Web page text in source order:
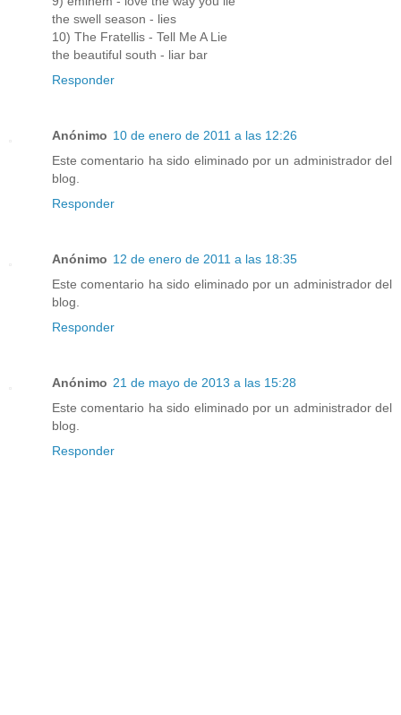
the swell season - lies
10) The Fratellis - Tell Me A Lie
the beautiful south - liar bar
Responder
Anónimo 10 de enero de 2011 a las 12:26
Este comentario ha sido eliminado por un administrador del
blog.
Responder
Anónimo 12 de enero de 2011 a las 18:35
Este comentario ha sido eliminado por un administrador del
blog.
Responder
Anónimo 21 de mayo de 2013 a las 15:28
Este comentario ha sido eliminado por un administrador del
blog.
Responder